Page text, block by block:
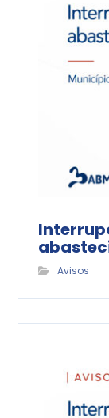
Avisos